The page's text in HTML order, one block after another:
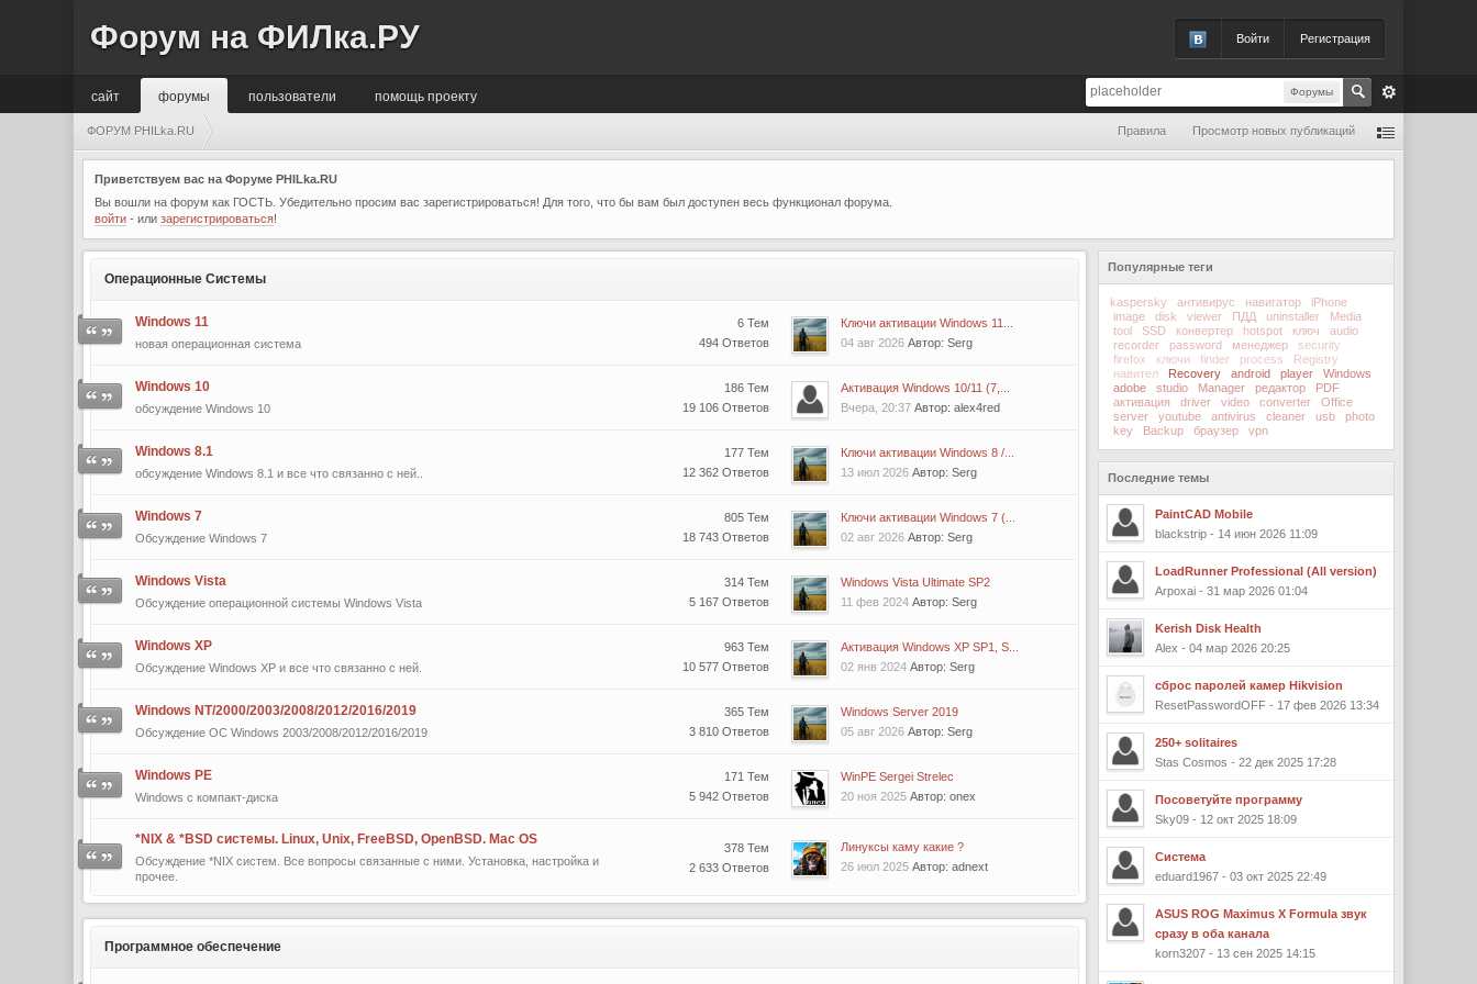
Войти Регистрация
Форум на ФИЛка.РУ
Форумы
сайт помощь проекту
форумы пользователи
ФОРУМ PHILka.RU Правила Просмотр новых публикаций
Приветствуем вас на Форуме PHILka.RU
Вы вошли на форум как ГОСТЬ. Убедительно просим вас зарегистрироваться! Для того, что бы вам был доступен весь функционал форума.
войти - илизарегистрироваться!
Операционные Системы
Windows 11
новая операционная система
6 Тем
494 Ответов
Ключи активации Windows 11...
04 авг 2026 Автор: Serg
Windows 10
обсуждение Windows 10
186 Тем
19 106 Ответов
Активация Windows 10/11 (7,...
Вчера, 20:37 Автор: alex4red
Windows 8.1
обсуждение Windows 8.1 и все что связанно с ней..
177 Тем
12 362 Ответов
Ключи активации Windows 8 /...
13 июл 2026 Автор: Serg
Windows 7
Обсуждение Windows 7
805 Тем
18 743 Ответов
Ключи активации Windows 7 (...
02 авг 2026 Автор: Serg
Windows Vista
Обсуждение операционной системы Windows Vista
314 Тем
5 167 Ответов
Windows Vista Ultimate SP2
11 фев 2024 Автор: Serg
Windows XP
Обсуждение Windows XP и все что связанно с ней.
963 Тем
10 577 Ответов
Активация Windows XP SP1, S...
02 янв 2024 Автор: Serg
Windows NT/2000/2003/2008/2012/2016/2019
Обсуждение ОС Windows 2003/2008/2012/2016/2019
365 Тем
3 810 Ответов
Windows Server 2019
05 авг 2026 Автор: Serg
Windows PE
Windows с компакт-диска
171 Тем
5 942 Ответов
WinPE Sergei Strelec
20 ноя 2025 Автор: onex
*NIX & *BSD сиcтемы. Linux, Unix, FreeBSD, OpenBSD. Mac OS
Обсуждение *NIX систем. Все вопросы связанные с ними. Установка, настройка и
прочее.
378 Тем
2 633 Ответов
Линуксы каму какие ?
26 июл 2025 Автор: adnext
Программное обеспечение
Популярные теги
kaspersky антивирус навигатор
iPhone
image
disk viewer ПДД uninstaller
Media
tool
SSD конвертер hotspot ключ
audio
recorder
password менеджер
security
firefox
ключи finder process
Registry
навител
Recovery android player
Windows
adobe
studio Manager редактор
PDF
активация
driver video converter
Office
server
youtube antivirus cleaner usb
photo
key
Backup браузер vpn
Последние темы
PaintCAD Mobile
blackstrip - 14 июн 2026 11:09
LoadRunner Professional (All version)
Arpoxai - 31 мар 2026 01:04
Kerish Disk Health
Alex - 04 мар 2026 20:25
сброс паролей камер Hikvision
ResetPasswordOFF - 17 фев 2026 13:34
250+ solitaires
Stas Cosmos - 22 дек 2025 17:28
Посоветуйте программу
Sky09 - 12 окт 2025 18:09
Система
eduard1967 - 03 окт 2025 22:49
ASUS ROG Maximus X Formula звук
сразу в оба канала
korn3207 - 13 сен 2025 14:15